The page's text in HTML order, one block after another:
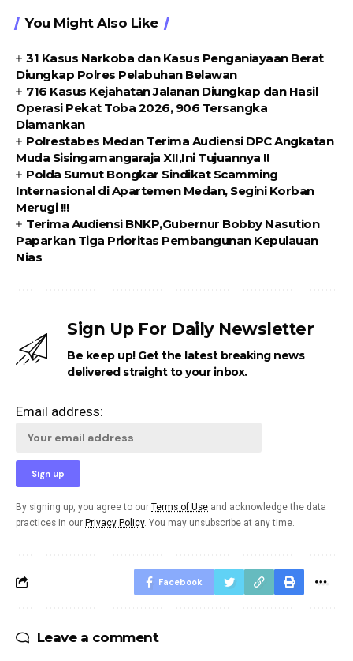
You Might Also Like
31 Kasus Narkoba dan Kasus Penganiayaan Berat
Diungkap Polres Pelabuhan Belawan
716 Kasus Kejahatan Jalanan Diungkap dan Hasil
Operasi Pekat Toba 2026, 906 Tersangka
Diamankan
Polrestabes Medan Terima Audiensi DPC Angkatan
Muda Sisingamangaraja XII,Ini Tujuannya !!
Polda Sumut Bongkar Sindikat Scamming
Internasional di Apartemen Medan, Segini Korban
Merugi !!!
Terima Audiensi BNKP,Gubernur Bobby Nasution
Paparkan Tiga Prioritas Pembangunan Kepulauan
Nias
Sign Up For Daily Newsletter
Be keep up! Get the latest breaking news
delivered straight to your inbox.
Email address:
By signing up, you agree to our Terms of Use and acknowledge the data
practices in our Privacy Policy. You may unsubscribe at any time.
Facebook
Leave a comment